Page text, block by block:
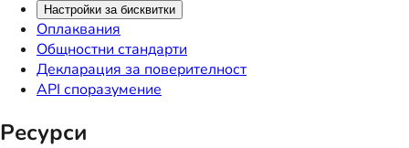
Настройки за бисквитки
Оплаквания
Общностни стандарти
Декларация за поверителност
API споразумение
Ресурси